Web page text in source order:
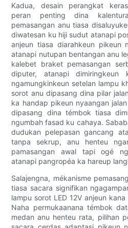
Kadua, desain perangkat
peran penting dina
pemasangan anu tiasa
diwatesan ku hiji sudut atanapi
anjeun tiasa diarahkeun pikeun
atanapi nutupan bentangan anu
kalebet braket pemasangan
diputer, atanapi
ngamungkinkeun setelan lampu
sorot anu dipasang dina pilar
ka handap pikeun nyaangan
dipasang dina témbok tiasa
ngumbah fasad ku cahaya.
dudukan pelepasan gancang
tanpa sekrup, anu henteu
pamasangan awal tapi ogé
atanapi pangropéa ka hareup
Salajengna, mékanisme
tiasa sacara signifikan
lampu sorot LED 12V anjeun
Naha permukaanana témbok
medan anu henteu rata, pilihan